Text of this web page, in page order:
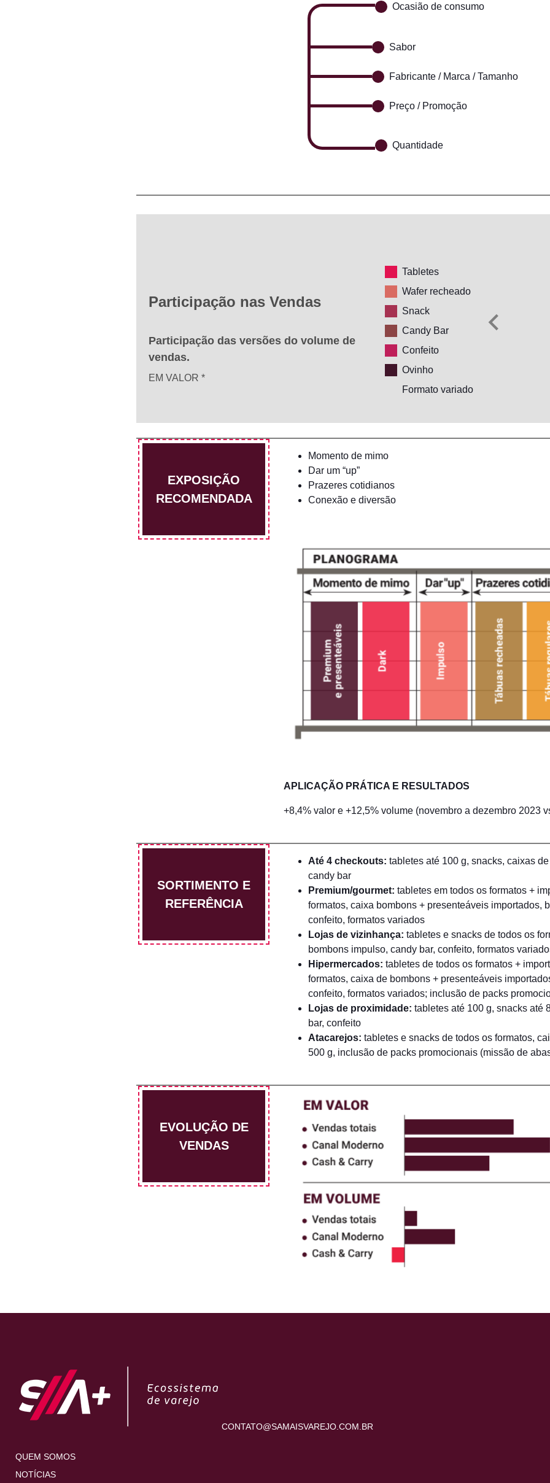
Ocasião de consumo
Sabor
Fabricante / Marca / Tamanho
Preço / Promoção
Quantidade
Participação nas Vendas
Participação das versões do volume de
vendas.
EM VALOR *
Tabletes
Wafer recheado
Snack
Candy Bar
Confeito
Ovinho
Formato variado
EXPOSIÇÃO
RECOMENDADA
Momento de mimo
Dar um “up”
Prazeres cotidianos
Conexão e diversão
APLICAÇÃO PRÁTICA E RESULTADOS
+8,4% valor e +12,5% volume (novembro a dezembro 2023
SORTIMENTO E
REFERÊNCIA
Até 4 checkouts: tabletes até 100 g, snacks, caixas
candy bar
Premium/gourmet: tabletes em todos os formatos +
formatos, caixa bombons + presenteáveis importados,
confeito, formatos variados
Lojas de vizinhança: tabletes e snacks de todos os
bombons impulso, candy bar, confeito, formatos
Hipermercados: tabletes de todos os formatos +
formatos, caixa de bombons + presenteáveis
confeito, formatos variados; inclusão de packs
Lojas de proximidade: tabletes até 100 g, snacks até
bar, confeito
Atacarejos: tabletes e snacks de todos os formatos,
500 g, inclusão de packs promocionais (missão de
EVOLUÇÃO DE
VENDAS
CONTATO@SAMAISVAREJO.COM.BR
QUEM SOMOS
NOTÍCIAS